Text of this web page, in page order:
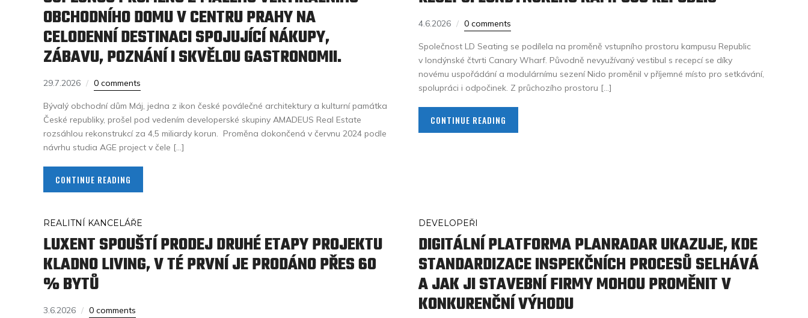
OBCHODNÍHO DOMU V CENTRU PRAHY NA
CELODENNÍ DESTINACI SPOJUJÍCÍ NÁKUPY,
ZÁBAVU, POZNÁNÍ I SKVĚLOU GASTRONOMII.
29.7.2026 0 comments
Bývalý obchodní dům Máj, jedna z ikon české poválečné architektury a kulturní památka
České republiky, prošel pod vedením developerské skupiny AMADEUS Real Estate
rozsáhlou rekonstrukcí za 4,5 miliardy korun. Proměna dokončená v červnu 2024 podle
návrhu studia AGE project v čele […]
CONTINUE READING
4.6.2026 0 comments
Společnost LD Seating se podílela na proměně vstupního prostoru kampusu Republic
v londýnské čtvrti Canary Wharf. Původně nevyužívaný vestibul s recepcí se díky
novému uspořádání a modulárnímu sezení Nido proměnil v příjemné místo pro setkávání,
spolupráci i odpočinek. Z průchozího prostoru […]
CONTINUE READING
REALITNÍ KANCELÁŘE
LUXENT SPOUŠTÍ PRODEJ DRUHÉ ETAPY PROJEKTU
KLADNO LIVING, V TÉ PRVNÍ JE PRODÁNO PŘES 60
% BYTŮ
3.6.2026 0 comments
DEVELOPEŘI
DIGITÁLNÍ PLATFORMA PLANRADAR UKAZUJE, KDE
STANDARDIZACE INSPEKČNÍCH PROCESŮ SELHÁVÁ
A JAK JI STAVEBNÍ FIRMY MOHOU PROMĚNIT V
KONKURENČNÍ VÝHODU